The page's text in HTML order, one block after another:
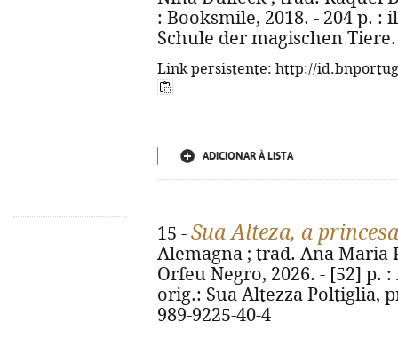
: Booksmile, 2018. - 204 p. :
Schule der magischen Tiere.
Link persistente: http://
ADICIONAR À LISTA
15 - Sua Alteza, a
Alemagna ; trad. Ana Maria
Orfeu Negro, 2026. - [52] p.
orig.: Sua Altezza Poltiglia,
989-9225-40-4